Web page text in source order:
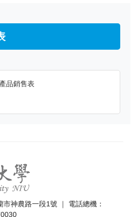
品銷售表
神農路一段1號 ｜ 電話總機：